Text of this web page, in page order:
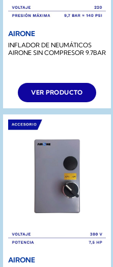
AIRONE
INFLADOR DE NEUMÁTICOS
AIRONE SIN COMPRESOR 9.7BAR
VER PRODUCTO
AIRONE